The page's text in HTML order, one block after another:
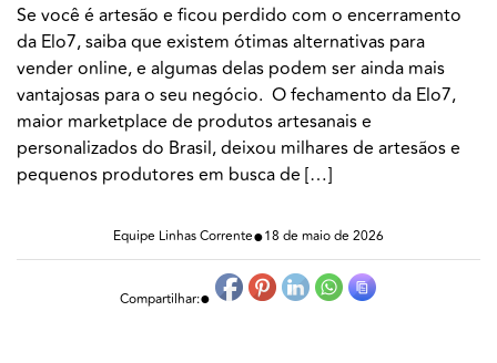
Se você é artesão e ficou perdido com o encerramento
da Elo7, saiba que existem ótimas alternativas para
vender online, e algumas delas podem ser ainda mais
vantajosas para o seu negócio. O fechamento da Elo7,
maior marketplace de produtos artesanais e
personalizados do Brasil, deixou milhares de artesãos e
pequenos produtores em busca de […]
Equipe Linhas Corrente●18 de maio de 2026
Compartilhar:●